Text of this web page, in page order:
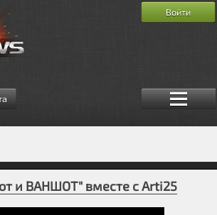
Войти
и ВАНШОТ" вместе с Arti25